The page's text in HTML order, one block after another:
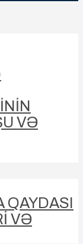
VƏ
QAYDASI
VƏ